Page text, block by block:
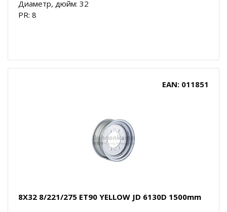
Диаметр, дюйм: 32
PR: 8
EAN: 011851
8X32 8/221/275 ET90 YELLOW JD 6130D 1500mm